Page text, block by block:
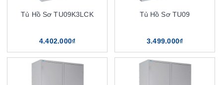
Tủ Hồ Sơ TU09K3LCK
4.402.000₫
Tủ Hồ Sơ TU09
3.499.000₫